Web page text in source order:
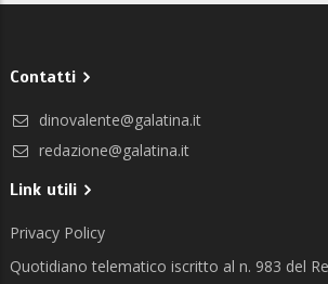
Contatti
dinovalente@galatina.it
redazione@galatina.it
Link utili
Privacy Policy
Quotidiano telematico iscritto al n. 983 del